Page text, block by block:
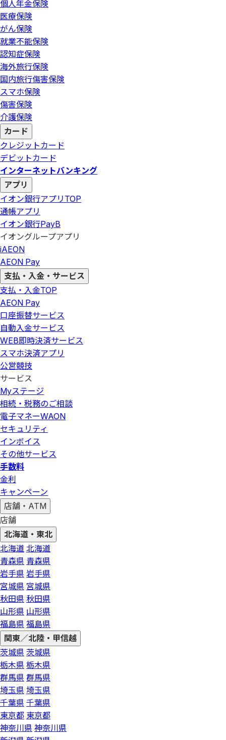
個人年金保険
医療保険
がん保険
就業不能保険
認知症保険
海外旅行保険
国内旅行傷害保険
スマホ保険
傷害保険
介護保険
カード
クレジットカード
デビットカード
インターネットバンキング
アプリ
イオン銀行アプリ TOP
通帳アプリ
イオン銀行PayB
イオングループアプリ
iAEON
AEON Pay
支払・入金・サービス
支払・入金TOP
AEON Pay
口座振替サービス
自動入金サービス
WEB即時決済サービス
スマホ決済アプリ
公営競技
サービス
Myステージ
相続・税務のご相談
電子マネーWAON
セキュリティ
インボイス
その他サービス
手数料
金利
キャンペーン
店舗・ATM
店舗
北海道・東北
北海道 北海道
青森県 青森県
岩手県 岩手県
宮城県 宮城県
秋田県 秋田県
山形県 山形県
福島県 福島県
関東／北陸・甲信越
茨城県 茨城県
栃木県 栃木県
群馬県 群馬県
埼玉県 埼玉県
千葉県 千葉県
東京都 東京都
神奈川県 神奈川県